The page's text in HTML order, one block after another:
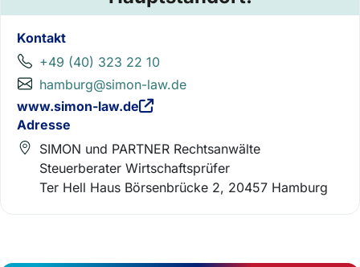
Kontakt
+49 (40) 323 22 10
hamburg@simon-law.de
www.simon-law.de
Adresse
SIMON und PARTNER Rechtsanwälte
Steuerberater Wirtschaftsprüfer
Ter Hell Haus Börsenbrücke 2, 20457 Hamburg